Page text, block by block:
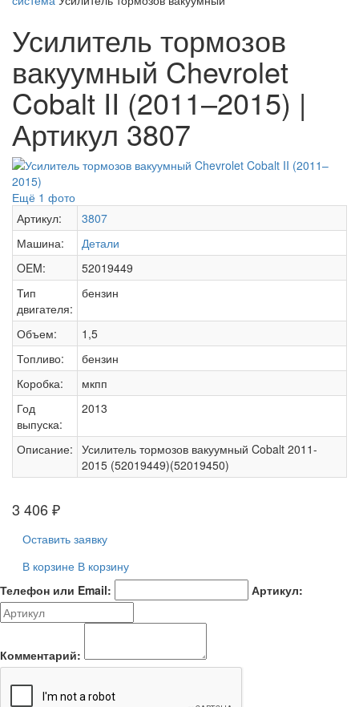
Усилитель тормозов
вакуумный Chevrolet
Cobalt II (2011–2015) |
Артикул 3807
Ещё 1 фото
Артикул:
3807
Машина:
Детали
OEM:
52019449
Тип
двигателя:
бензин
Объем:
1,5
Топливо:
бензин
Коробка:
мкпп
Год
выпуска:
2013
Описание: Усилитель тормозов вакуумный Cobalt 2011-
2015 (52019449)(52019450)
3 406₽
Оставить заявку
В корзине В корзину
Телефон или Email:
Артикул:
Комментарий: